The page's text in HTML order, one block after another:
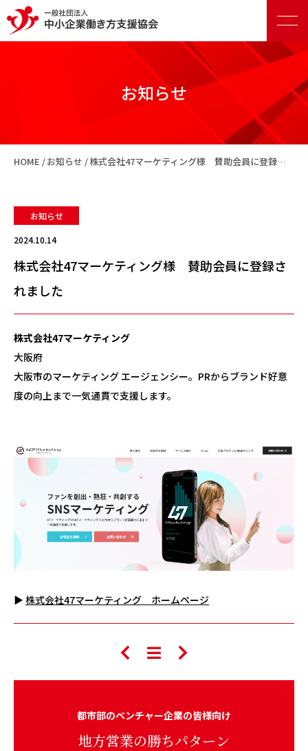
お知らせ
HOME お知らせ 株式会社47マーケティング様 賛助会員に登録されました
お知らせ
2024.10.14
株式会社47マーケティング様 賛助会員に登録さ
れました
株式会社47マーケティング
大阪府
大阪市のマーケティング エージェンシー。PRからブランド好意
度の向上まで一気通貫で支援します。
▶ 株式会社47マーケティング ホームページ
都市部のベンチャー企業の皆様向け
地方営業の勝ちパターン